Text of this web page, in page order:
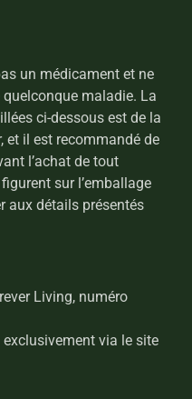
un médicament et ne
maladie. La
ci-dessous est de la
et il est recommandé de
l’achat de tout
sur l’emballage
aux détails présentés
Living, numéro
via le site